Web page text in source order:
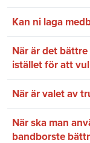
Kan ni laga
När är det
istället för att
När är valet av
När ska man
bandborste